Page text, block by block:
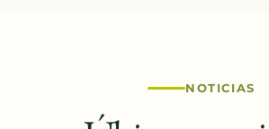
NOTICIAS